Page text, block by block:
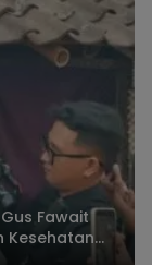
Fawait
Kesehatan